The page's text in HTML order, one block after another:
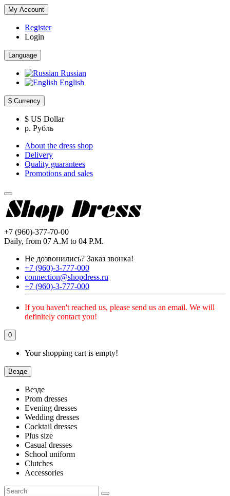
My Account
Register
Login
Language
Russian
English
$ Currency
$ US Dollar
р. Рубль
About the dress shop
Delivery
Quality guarantees
Promotions and sales
+7 (960)-377-70-00
Daily, from 07 A.M to 04 P.M.
Не дозвонились? Заказ звонка!
+7 (960)-3-777-000
connection@shopdress.ru
+7 (960)-3-777-000
If you haven't reached us, please send us an email. We will
definitely contact you!
0
Your shopping cart is empty!
Везде
Везде
Prom dresses
Evening dresses
Wedding dresses
Cocktail dresses
Plus size
Casual dresses
School uniform
Clutches
Accessories